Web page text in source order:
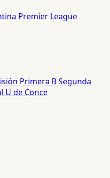
Premier League
Primera BSegunda
U de Conce